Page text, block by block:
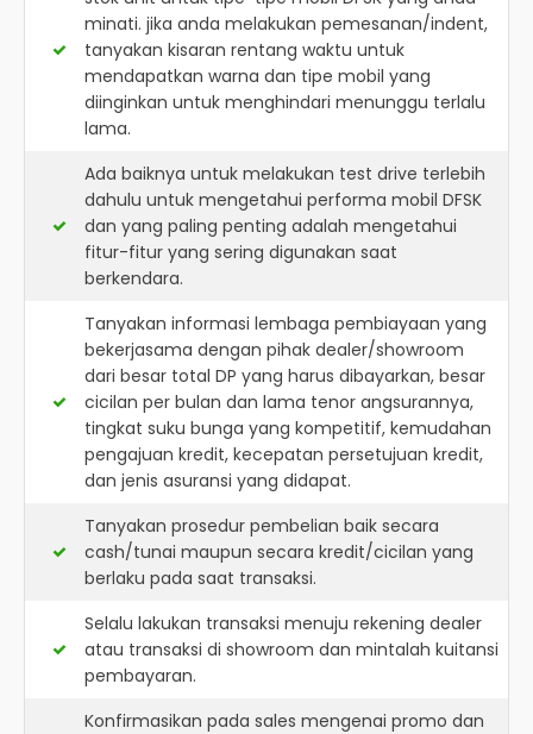
minati. jika anda melakukan pemesanan/indent,
tanyakan kisaran rentang waktu untuk
mendapatkan warna dan tipe mobil yang
diinginkan untuk menghindari menunggu terlalu
lama.
Ada baiknya untuk melakukan test drive terlebih
dahulu untuk mengetahui performa mobil DFSK
dan yang paling penting adalah mengetahui
fitur-fitur yang sering digunakan saat
berkendara.
Tanyakan informasi lembaga pembiayaan yang
bekerjasama dengan pihak dealer/showroom
dari besar total DP yang harus dibayarkan, besar
cicilan per bulan dan lama tenor angsurannya,
tingkat suku bunga yang kompetitif, kemudahan
pengajuan kredit, kecepatan persetujuan kredit,
dan jenis asuransi yang didapat.
Tanyakan prosedur pembelian baik secara
cash/tunai maupun secara kredit/cicilan yang
berlaku pada saat transaksi.
Selalu lakukan transaksi menuju rekening dealer
atau transaksi di showroom dan mintalah kuitansi
pembayaran.
Konfirmasikan pada sales mengenai promo dan